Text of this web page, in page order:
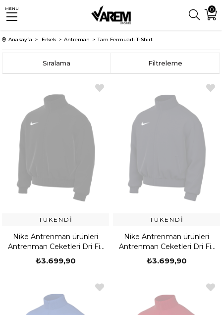
0
MENU
Anasayfa Erkek Antreman Tam Fermuarlı T-Shirt
Filtreleme
Sıralama
TÜKENDI
Nike Antrenman ürünleri
Antrenman Ceketleri Dri Fit
Strike 24 Track Jacket K
₺3.699,90
TÜKENDI
Nike Antrenman ürünleri
Antrenman Ceketleri Dri Fit
Strike 24 Track Jacket K
₺3.699,90